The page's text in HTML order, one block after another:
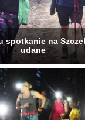
spotkanie na
udane